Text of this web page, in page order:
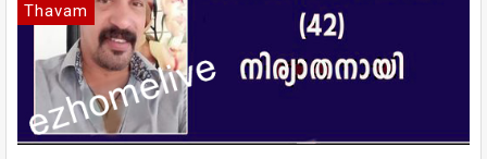
Thavam